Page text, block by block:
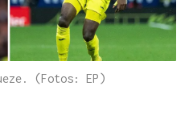
(Fotos: EP)